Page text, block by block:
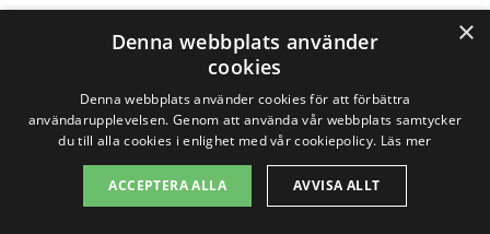
spelar en stor roll.
Diesel- och transportkostnader:
företaget måste transportera
utrustning till och från platsen, samt
använda bränsle, kommer detta att
×
Denna webbplats använder
cookies
Denna webbplats använder cookies för att förbättra
användarupplevelsen. Genom att använda vår webbplats samtycker
du till alla cookies i enlighet med vår cookiepolicy. Läs mer
ACCEPTERA ALLA AVVISA ALLT